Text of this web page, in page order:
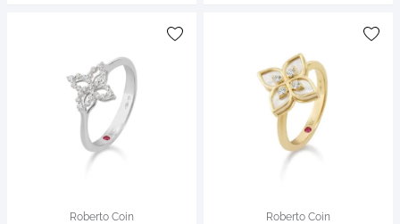
Roberto Coin Roberto Coin